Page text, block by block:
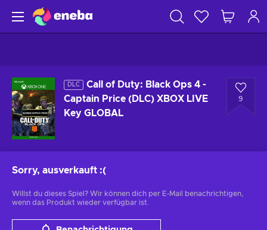
DLC
Call of Duty: Black Ops 4 -
Captain Price (DLC) XBOX LIVE
Key GLOBAL
9
Sorry, ausverkauft :(
Willst du dieses Spiel? Wir können dich per E-Mail benachrichtigen,
wenn das Produkt wieder verfügbar ist.